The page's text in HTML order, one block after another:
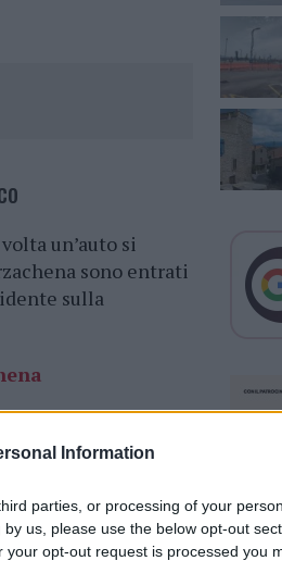
Information
parties, or processing of your
us, please use the below opt-out
opt-out request is processed you
un’auto si
sono entrati
sulla
in Gallura
ma ciò che più
e si